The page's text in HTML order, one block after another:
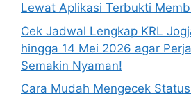
Lewat Aplikasi Terbukti
Cek Jadwal Lengkap KRL
hingga 14 Mei 2026 agar
Semakin Nyaman!
Cara Mudah Mengecek